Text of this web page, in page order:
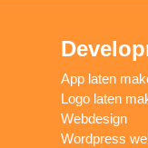
App laten
Logo laten
Webdesign
Wordpress